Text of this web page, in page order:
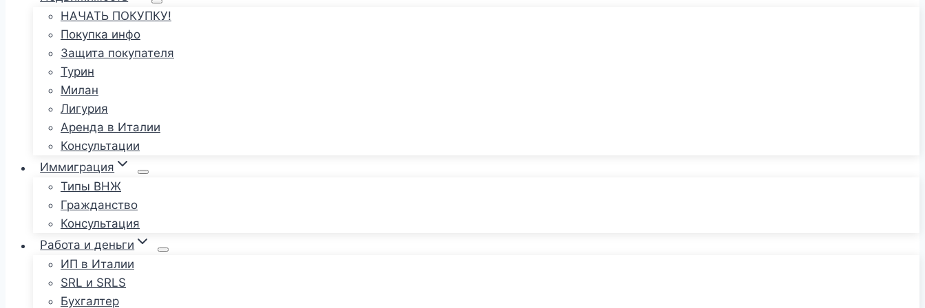
НАЧАТЬ ПОКУПКУ!
Покупка инфо
Защита покупателя
Турин
Милан
Лигурия
Аренда в Италии
Консультации
Иммиграция
Типы ВНЖ
Гражданство
Консультация
Работа и деньги
ИП в Италии
SRL и SRLS
Бухгалтер